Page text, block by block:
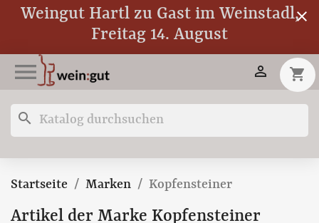
Weingut Hartl zu Gast im Weinstadl,
Freitag 14. August
close
 shopping_cart

search
Startseite Marken Kopfensteiner
Artikel der Marke Kopfensteiner